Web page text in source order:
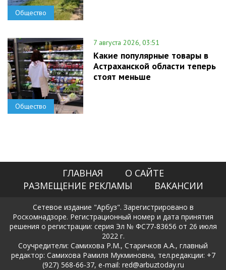
Общество
Общество
7 августа 2026, 03:51
Какие популярные товары в
Астраханской области теперь
стоят меньше
ГЛАВНАЯ
О САЙТЕ
РАЗМЕЩЕНИЕ РЕКЛАМЫ
ВАКАНСИИ
Сетевое издание "Арбуз". Зарегистрировано в
Роскомнадзоре. Регистрационный номер и дата принятия
решения о регистрации: серия Эл № ФС77-83656 от 26 июля
2022 г.
Соучредители: Самихова Р.М., Старичков А.А., главный
редактор: Самихова Рамиля Мукминовна, тел.редакции: +7
(927) 568-66-37, e-mail: red@arbuztoday.ru